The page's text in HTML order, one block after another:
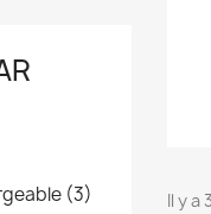
(3) Il y a